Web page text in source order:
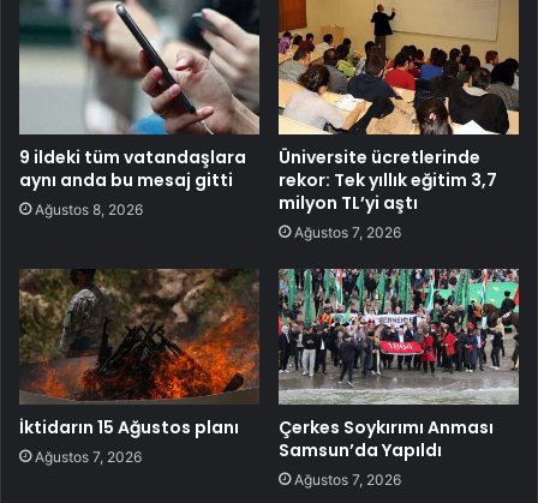
9 ildeki tüm vatandaşlara
aynı anda bu mesaj gitti
Ağustos 8, 2026
Üniversite ücretlerinde
rekor: Tek yıllık eğitim 3,7
milyon TL’yi aştı
Ağustos 7, 2026
İktidarın 15 Ağustos planı
Ağustos 7, 2026
Çerkes Soykırımı Anması
Samsun’da Yapıldı
Ağustos 7, 2026